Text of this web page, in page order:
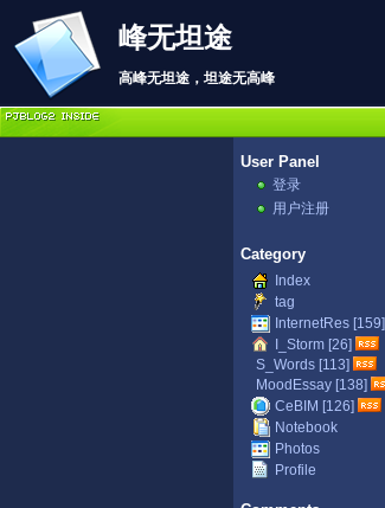
峰无坦途
高峰无坦途，坦途无高峰
User Panel
登录
用户注册
Category
Index
tag
InternetRes [159]
I_Storm [26]
S_Words [113]
MoodEssay [138]
CeBIM [126]
Notebook
Photos
Profile